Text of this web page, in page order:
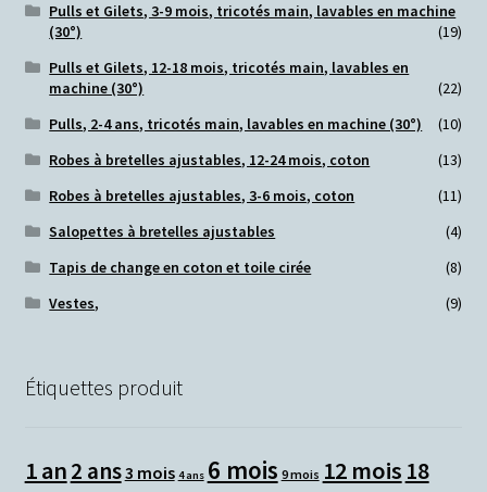
Pulls et Gilets, 3-9 mois, tricotés main, lavables en machine
(30°)
(19)
Pulls et Gilets, 12-18 mois, tricotés main, lavables en
machine (30°)
(22)
Pulls, 2-4 ans, tricotés main, lavables en machine (30°)
(10)
Robes à bretelles ajustables, 12-24 mois, coton
(13)
Robes à bretelles ajustables, 3-6 mois, coton
(11)
Salopettes à bretelles ajustables
(4)
Tapis de change en coton et toile cirée
(8)
Vestes,
(9)
Étiquettes produit
1 an2 ans3 mois 4 ans 6 mois 9 mois 12 mois 18